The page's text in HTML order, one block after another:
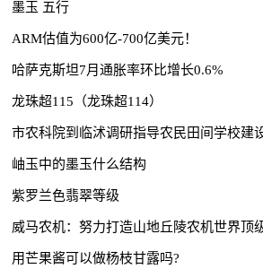
墨玉 五行
ARM估值为600亿-700亿美元！
哈萨克斯坦7月通胀率环比增长0.6%
龙珠超115（龙珠超114）
市农科院到临沭调研指导农民田间学校建
岫玉中的墨玉什么结构
紫罗兰色翡翠等级
威马农机：努力打造山地丘陵农机世界顶
用芒果酱可以做杨枝甘露吗?